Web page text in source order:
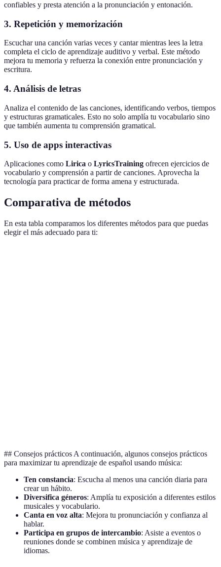
confiables y presta atención a la pronunciación y entonación.
3. Repetición y memorización
Escuchar una canción varias veces y cantar mientras lees la letra
completa el ciclo de aprendizaje auditivo y verbal. Este método
mejora tu memoria y refuerza la conexión entre pronunciación y
escritura.
4. Análisis de letras
Analiza el contenido de las canciones, identificando verbos, tiempos
y estructuras gramaticales. Esto no solo amplía tu vocabulario sino
que también aumenta tu comprensión gramatical.
5. Uso de apps interactivas
Aplicaciones como Lirica o LyricsTraining ofrecen ejercicios de
vocabulario y comprensión a partir de canciones. Aprovecha la
tecnología para practicar de forma amena y estructurada.
Comparativa de métodos
En esta tabla comparamos los diferentes métodos para que puedas
elegir el más adecuado para ti:
## Consejos prácticos A continuación, algunos consejos prácticos
para maximizar tu aprendizaje de español usando música:
Ten constancia: Escucha al menos una canción diaria para
crear un hábito.
Diversifica géneros: Amplía tu exposición a diferentes estilos
musicales y vocabulario.
Canta en voz alta: Mejora tu pronunciación y confianza al
hablar.
Participa en grupos de intercambio: Asiste a eventos o
reuniones donde se combinen música y aprendizaje de
idiomas.